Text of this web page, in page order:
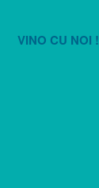
VINO CU NOI !